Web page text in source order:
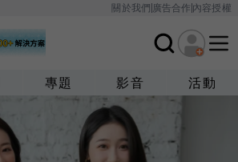
關於我們廣告合作內容授權
專題 影音 活動